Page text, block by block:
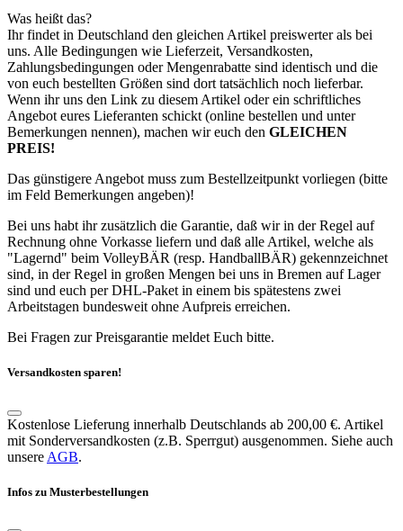
Was heißt das?
Ihr findet in Deutschland den gleichen Artikel preiswerter als bei
uns. Alle Bedingungen wie Lieferzeit, Versandkosten,
Zahlungsbedingungen oder Mengenrabatte sind identisch und die
von euch bestellten Größen sind dort tatsächlich noch lieferbar.
Wenn ihr uns den Link zu diesem Artikel oder ein schriftliches
Angebot eures Lieferanten schickt (online bestellen und unter
Bemerkungen nennen), machen wir euch den GLEICHEN
PREIS!
Das günstigere Angebot muss zum Bestellzeitpunkt vorliegen (bitte
im Feld Bemerkungen angeben)!
Bei uns habt ihr zusätzlich die Garantie, daß wir in der Regel auf
Rechnung ohne Vorkasse liefern und daß alle Artikel, welche als
"Lagernd" beim VolleyBÄR (resp. HandballBÄR) gekennzeichnet
sind, in der Regel in großen Mengen bei uns in Bremen auf Lager
sind und euch per DHL-Paket in einem bis spätestens zwei
Arbeitstagen bundesweit ohne Aufpreis erreichen.
Bei Fragen zur Preisgarantie meldet Euch bitte.
Versandkosten sparen!
Kostenlose Lieferung innerhalb Deutschlands ab 200,00 €. Artikel
mit Sonderversandkosten (z.B. Sperrgut) ausgenommen. Siehe auch
unsere AGB.
Infos zu Musterbestellungen